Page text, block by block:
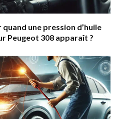
une pression d’huile
Peugeot 308 apparaît ?